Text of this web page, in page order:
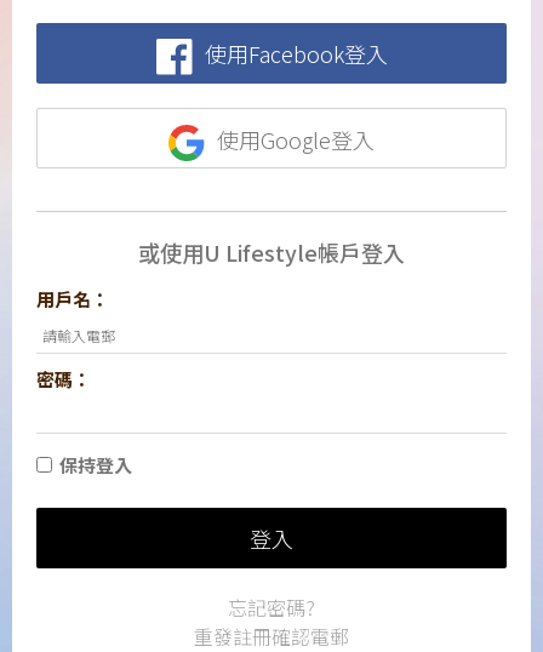
使用Facebook登入
使用Google登入
或使用U Lifestyle帳戶登入
用戶名：
密碼：
保持登入
登入
忘記密碼?
重發註冊確認電郵